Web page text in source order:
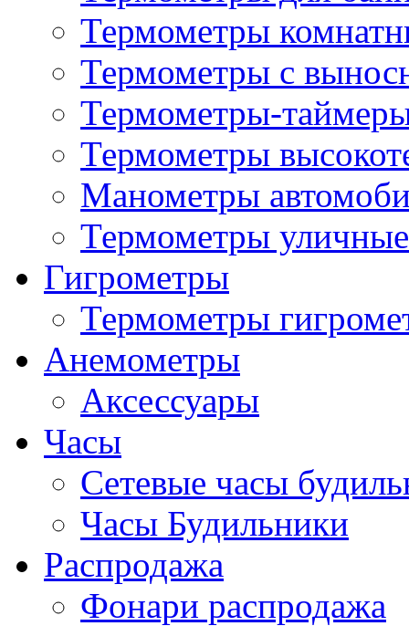
Термометры
Термометры с
Термометры-
Термометры
Манометры
Термометры уличные
Гигрометры
Термометры
Анемометры
Аксессуары
Часы
Сетевые часы
Часы Будильники
Распродажа
Фонари распродажа